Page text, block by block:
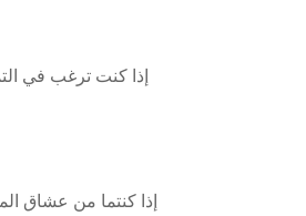
إذا كنت ترغب في
إذا كنتما من عشاق